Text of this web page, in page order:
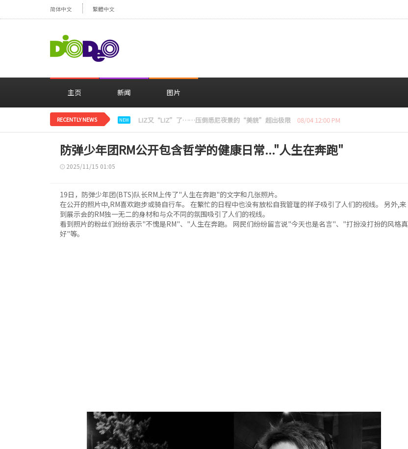
简体中文 繁體中文
主页 新闻 图片
RECENTLY NEWS NEW TWICE的Mina，以FENDI造型展现优雅魅力 08/04 10:00 AM
防弹少年团RM公开包含哲学的健康日常..."人生在奔跑"
2025/11/15 01:05
19日，防弹少年团(BTS)队长RM上传了"人生在奔跑"的文字和几张照片。
在公开的照片中,RM喜欢跑步或骑自行车。 在繁忙的日程中也没有放松自我管理的样子吸引了人们的视线。 另外,来
到展示会的RM独一无二的身材和与众不同的氛围吸引了人们的视线。
看到照片的粉丝们纷纷表示"不愧是RM"、"人生在奔跑。 网民们纷纷留言说"今天也是名言"、"打扮没打扮的风格真
好"等。